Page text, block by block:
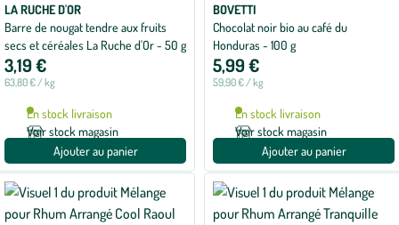
LA RUCHE D'OR
Barre de nougat tendre aux fruits
secs et céréales La Ruche d'Or - 50 g
3,19 €
63,80 € / kg
En stock livraison
Voir stock magasin
Ajouter au panier
BOVETTI
Chocolat noir bio au café du
Honduras - 100 g
5,99 €
59,90 € / kg
En stock livraison
Voir stock magasin
Ajouter au panier